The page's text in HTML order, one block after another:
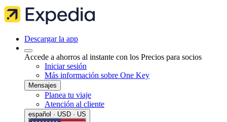
Descargar la app
Accede a ahorros al instante con los Precios para socios
Iniciar sesión
Más información sobre One Key
Mensajes
Planea tu viaje
Atención al cliente
español · USD · US